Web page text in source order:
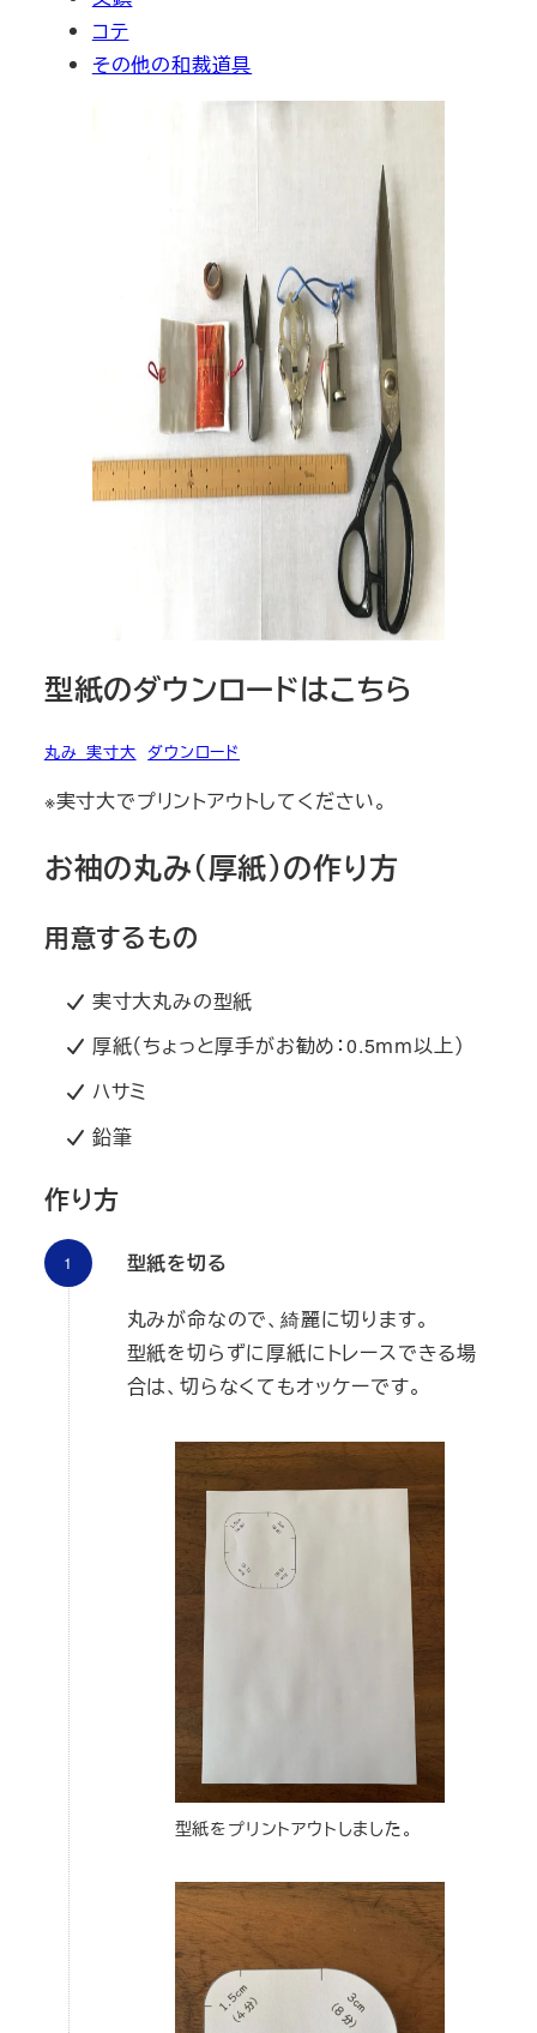
コテ
その他の和裁道具
型紙のダウンロードはこちら
丸み_実寸大 ダウンロード
※実寸大でプリントアウトしてください。
お袖の丸み（厚紙）の作り方
用意するもの
実寸大丸みの型紙
厚紙（ちょっと厚手がお勧め：0.5ｍｍ以上）
ハサミ
鉛筆
作り方
型紙を切る
丸みが命なので、綺麗に切ります。
型紙を切らずに厚紙にトレースできる場
合は、切らなくてもオッケーです。
型紙をプリントアウトしました。